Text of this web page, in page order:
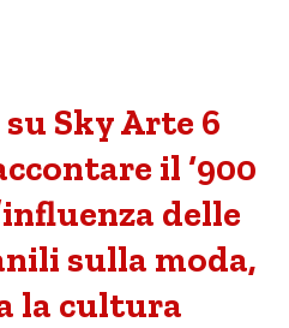
Sky Arte 6
il ‘900
delle
sulla moda,
la cultura